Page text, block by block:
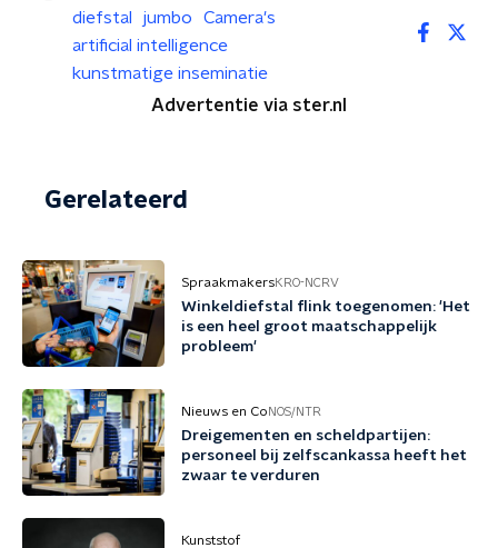
diefstal
jumbo
Camera's
artificial intelligence
kunstmatige inseminatie
Advertentie via ster.nl
Gerelateerd
SpraakmakersKRO-NCRV
Winkeldiefstal flink toegenomen: 'Het
is een heel groot maatschappelijk
probleem'
Nieuws en Co NOS/NTR
Dreigementen en scheldpartijen:
personeel bij zelfscankassa heeft het
zwaar te verduren
Kunststof